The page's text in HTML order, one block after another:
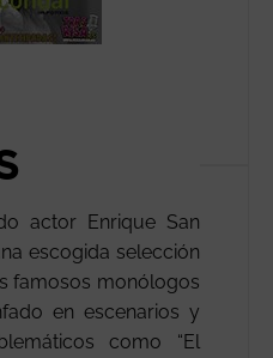
actor Enrique San
escogida selección
famosos monólogos
en escenarios y
como “El